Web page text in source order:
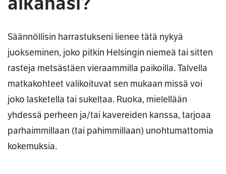
Säännöllisin harrastukseni lienee tätä nykyä
juokseminen, joko pitkin Helsingin niemeä tai sitten
rasteja metsästäen vieraammilla paikoilla. Talvella
matkakohteet valikoituvat sen mukaan missä voi
joko lasketella tai sukeltaa. Ruoka, mielellään
yhdessä perheen ja/tai kavereiden kanssa, tarjoaa
parhaimmillaan (tai pahimmillaan) unohtumattomia
kokemuksia.